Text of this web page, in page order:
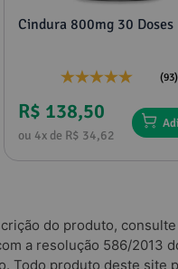
Cindura 800mg 30 Doses
(93)
R$ 138,50
ou 4x de R$ 34,62
do produto,
a resolução 586/
Todo produto deste site